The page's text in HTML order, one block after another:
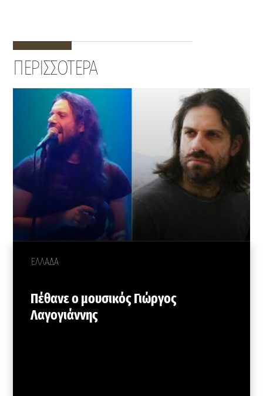
ΠΕΡΙΣΣΟΤΕΡΑ
ΕΛΛΑΔΑ
Πέθανε ο μουσικός Γιώργος
Λαγογιάννης